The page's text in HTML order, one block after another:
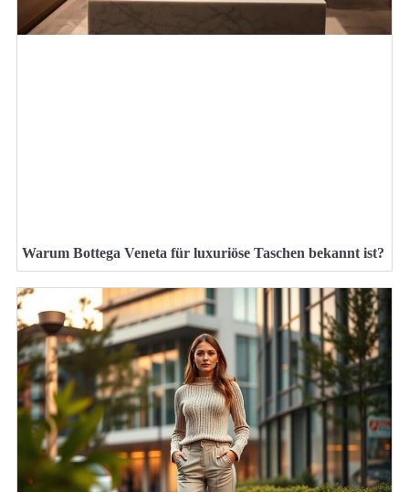
Warum Bottega Veneta für luxuriöse Taschen bekannt ist?